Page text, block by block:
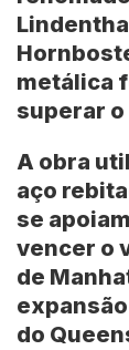
metálica
superar o
A obra
aço
se
vencer o
de
do